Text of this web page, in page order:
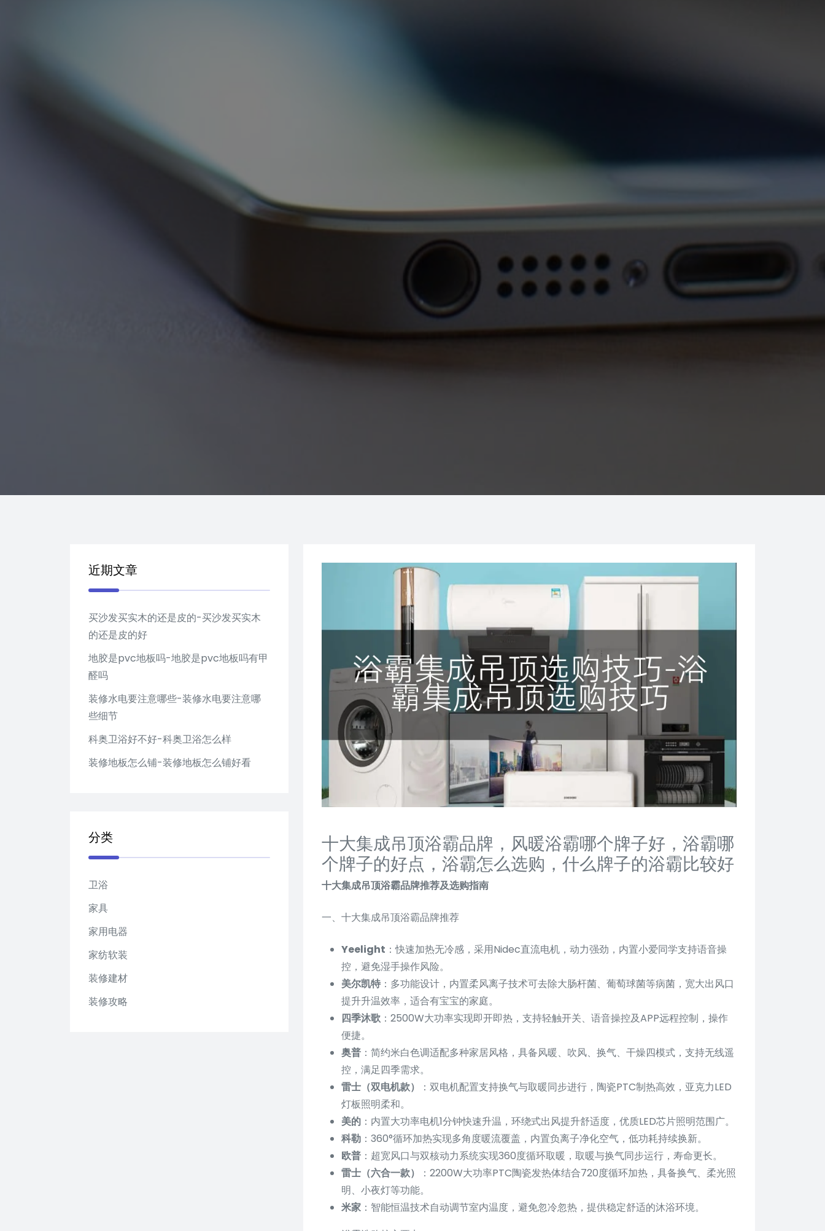
十大集成吊顶浴霸品牌，风暖浴霸哪个牌子好，浴霸哪
个牌子的好点，浴霸怎么选购，什么牌子的浴霸比较好
十大集成吊顶浴霸品牌推荐及选购指南
一、十大集成吊顶浴霸品牌推荐
Yeelight ：快速加热无冷感，采用Nidec直流电机，动力强劲，内置小爱同学支持语音操
控，避免湿手操作风险。
美尔凯特：多功能设计，内置柔风离子技术可去除大肠杆菌、葡萄球菌等病菌，宽大出风口
提升升温效率，适合有宝宝的家庭。
四季沐歌：2500W大功率实现即开即热，支持轻触开关、语音操控及APP远程控制，操作
便捷。
奥普 ：简约米白色调适配多种家居风格，具备风暖、吹风、换气、干燥四模式，支持无线遥
控，满足四季需求。
雷士（双电机款）
：双电机配置支持换气与取暖同步进行，陶瓷PTC制热高效，亚克力LED
灯板照明柔和。
美的 ：内置大功率电机1分钟快速升温，环绕式出风提升舒适度，优质LED芯片照明范围广。
科勒 ：360°循环加热实现多角度暖流覆盖，内置负离子净化空气，低功耗持续换新。
欧普 ：超宽风口与双核动力系统实现360度循环取暖，取暖与换气同步运行，寿命更长。
雷士（六合一款）
：2200W大功率PTC陶瓷发热体结合720度循环加热，具备换气、柔光照
明、小夜灯等功能。
米家 ：智能恒温技术自动调节室内温度，避免忽冷忽热，提供稳定舒适的沐浴环境。
近期文章
买沙发买实木的还是皮的-买沙发买实木
的还是皮的好
地胶是pvc地板吗-地胶是pvc地板吗有甲
醛吗
装修水电要注意哪些-装修水电要注意哪
些细节
科奥卫浴好不好-科奥卫浴怎么样
装修地板怎么铺-装修地板怎么铺好看
分类
卫浴
家具
家用电器
家纺软装
装修建材
装修攻略